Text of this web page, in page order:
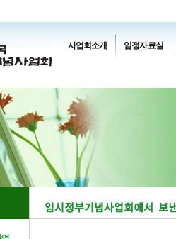
사업회소개 임정자료실